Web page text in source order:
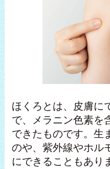
ほくろとは、皮膚に
で、メラニン色素を
できたものです。生
のや、紫外線やホル
にできることもあり